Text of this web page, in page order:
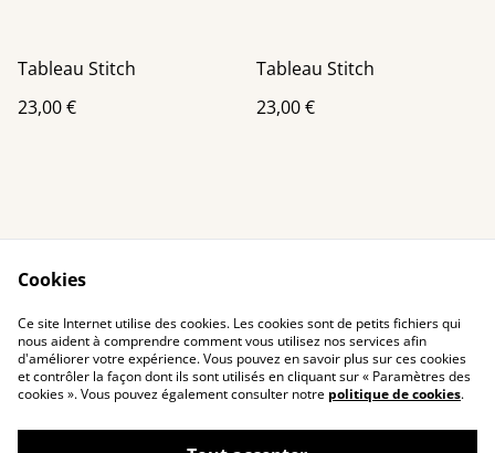
Tableau Stitch
23,00 €
Tableau Stitch
23,00 €
Contact Us
Legal Terms
Privacy Policy
Cookie Policy
Cookies
Ce site Internet utilise des cookies. Les cookies sont de petits fichiers qui
nous aident à comprendre comment vous utilisez nos services afin
d'améliorer votre expérience. Vous pouvez en savoir plus sur ces cookies
et contrôler la façon dont ils sont utilisés en cliquant sur « Paramètres des
cookies ». Vous pouvez également consulter notre politique de cookies.